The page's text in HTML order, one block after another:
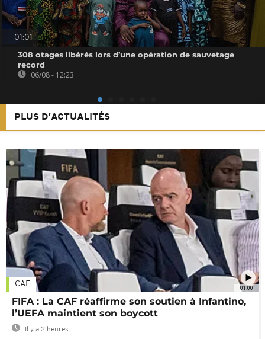
01:01
308 otages libérés lors d’une opération de sauvetage
record
06/08 - 12:23
PLUS D'ACTUALITÉS
01:00
CAF
FIFA : La CAF réaffirme son soutien à Infantino,
l’UEFA maintient son boycott
Il y a 2 heures